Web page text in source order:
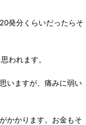
発分くらいだったらそ
われます。
いますが、痛みに弱い
かかります。お金もそ